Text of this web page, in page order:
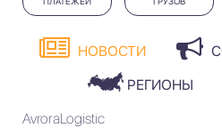
НОВОСТИ
РЕГИОНЫ
AvroraLogistic